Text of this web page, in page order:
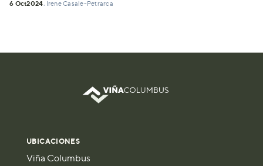
6 Oct2024• Irene Casale-Petrarca
UBICACIONES
Viña Columbus